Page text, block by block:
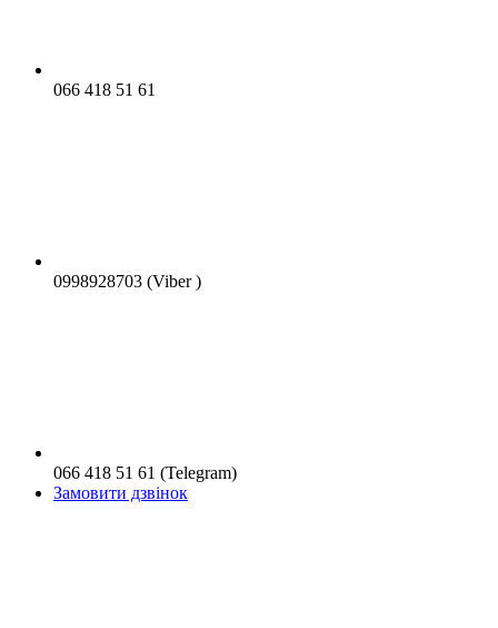
066 418 51 61
0998928703 (Viber )
066 418 51 61 (Telegram)
Замовити дзвінок